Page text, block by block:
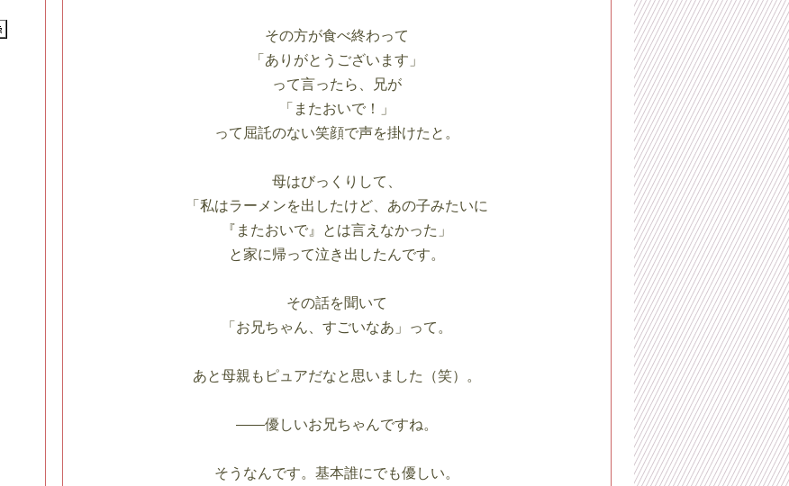
その方が食べ終わって
「ありがとうございます」
って言ったら、兄が
「またおいで！」
って屈託のない笑顔で声を掛けたと。
母はびっくりして、
「私はラーメンを出したけど、あの子みたいに
『またおいで』とは言えなかった」
と家に帰って泣き出したんです。
その話を聞いて
「お兄ちゃん、すごいなあ」って。
あと母親もピュアだなと思いました（笑）。
――優しいお兄ちゃんですね。
そうなんです。基本誰にでも優しい。